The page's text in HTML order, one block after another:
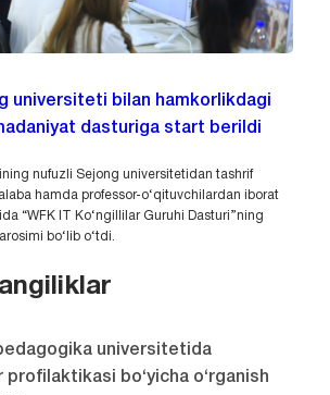
universiteti bilan hamkorlikdagi
dasturiga start berildi
nufuzli Sejong universitetidan tashrif
hamda professor-o‘qituvchilardan iborat
“WFK IT Ko‘ngillilar Guruhi Dasturi”ning
bo‘lib o‘tdi.
universitetida
profilaktikasi bo‘yicha o‘rganish